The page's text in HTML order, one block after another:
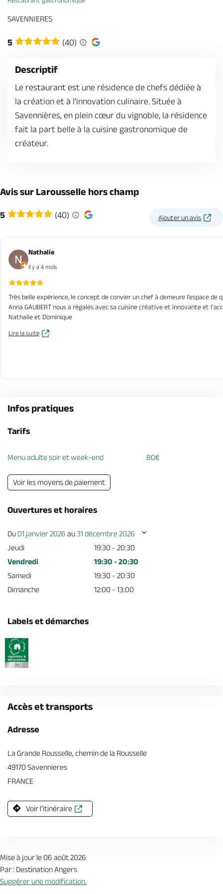
Billetterie en ligne
Brochures & Cartes
SAVENNIERES
5 (40)
Descriptif
Le restaurant est une résidence de chefs dédiée à
la création et à l'innovation culinaire. Située à
Savennières, en plein cœur du vignoble, la résidence
fait la part belle à la cuisine gastronomique de
créateur.
Avis sur Larousselle hors champ
5 (40) Ajouter un avis
Nathalie
il y a 4 mois
Très belle expérience, le concept de convier un chef à demeure l’espace
Anna GAUBERT nous a régalés avec sa cuisine créative et innovante et
Nathalie et Dominique
Lire la suite
Infos pratiques
Tarifs
Menu adulte soir et week-end 80€
Voir les moyens de paiement
Ouvertures et horaires
Du 01 janvier 2026 au31 décembre 2026
Jeudi
19:30 - 20:30
Vendredi
19:30 - 20:30
Samedi
19:30 - 20:30
Dimanche
12:00 - 13:00
Labels et démarches
Accès et transports
Adresse
La Grande Rousselle, chemin de la Rousselle
49170 Savennieres
FRANCE
Voir l'itinéraire
Mise à jour le 06 août 2026
Par : Destination Angers
Suggérer une modification.